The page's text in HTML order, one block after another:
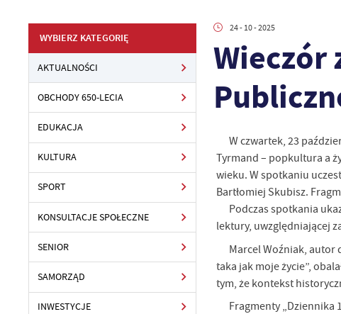
WYBIERZ KATEGORIĘ
AKTUALNOŚCI
OBCHODY 650-LECIA
EDUKACJA
KULTURA
SPORT
KONSULTACJE SPOŁECZNE
SENIOR
SAMORZĄD
INWESTYCJE
24 - 10 - 2025
Wieczór
W czwartek, 23
Tyrmand – popkultura a
wieku. W spotkaniu
Bartłomiej Skubisz.
Podczas spotkania
lektury, uwzględniającej
Marcel Woźniak, autor
taka jak moje życie”,
tym, że kontekst
Fragmenty „Dziennika